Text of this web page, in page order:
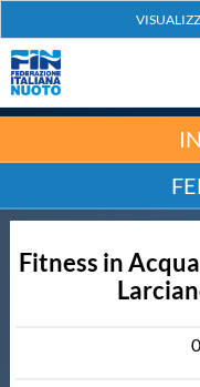
Nuoto
Tuffi
Fitness in